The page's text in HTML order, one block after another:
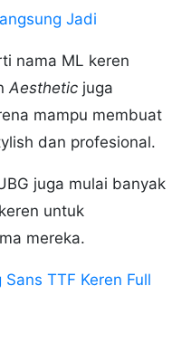
Jadi
nama ML keren
Aesthetic juga
mampu membuat
dan profesional.
juga mulai banyak
untuk
mereka.
TTF Keren Full